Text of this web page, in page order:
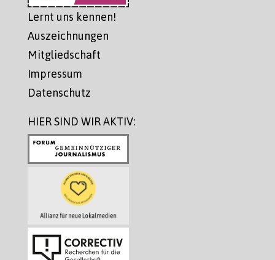
Lernt uns kennen!
Auszeichnungen
Mitgliedschaft
Impressum
Datenschutz
HIER SIND WIR AKTIV: